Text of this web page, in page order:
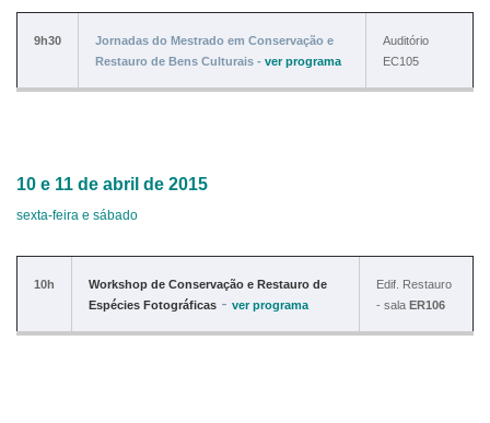
9h30
Jornadas do Mestrado em Conservação e
Restauro de Bens Culturais - verprograma
Auditório
EC105
10 e 11 de abril de 2015
sexta-feira e sábado
10h
Workshop de Conservação e Restauro de
Espécies Fotográficas - verprograma
Edif. Restauro
- sala ER106